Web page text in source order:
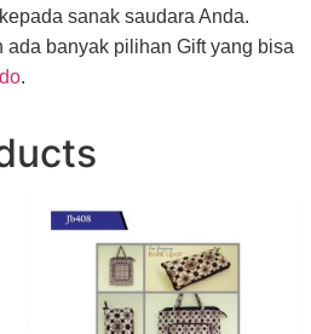
sanak saudara Anda.
banyak pilihan Gift yang bisa
.